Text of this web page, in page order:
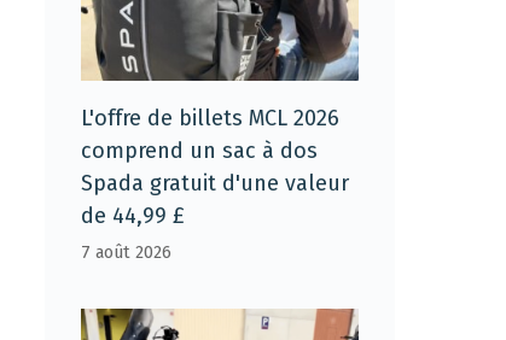
L'offre de billets MCL 2026
comprend un sac à dos
Spada gratuit d'une valeur
de 44,99 £
7 août 2026